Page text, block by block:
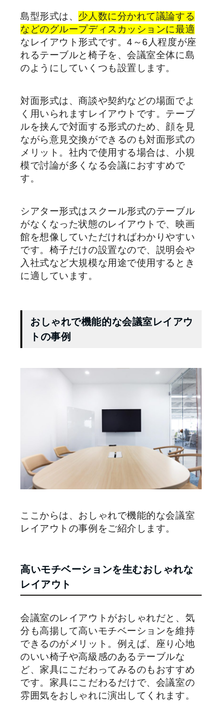
島型形式は、 少人数に分かれて議論する
などのグループディスカッションに最適
なレイアウト形式です。4～6人程度が座
れるテーブルと椅子を、会議室全体に島
のようにしていくつも設置します。
対面形式は、商談や契約などの場面でよ
く用いられますレイアウトです。テーブ
ルを挟んで対面する形式のため、顔を見
ながら意見交換ができるのも対面形式の
メリット。社内で使用する場合は、小規
模で討論が多くなる会議におすすめで
す。
シアター形式はスクール形式のテーブル
がなくなった状態のレイアウトで、映画
館を想像していただければわかりやすい
です。椅子だけの設置なので、説明会や
入社式など大規模な用途で使用するとき
に適しています。
おしゃれで機能的な会議室レイアウ
トの事例
ここからは、おしゃれで機能的な会議室
レイアウトの事例をご紹介します。
高いモチベーションを生むおしゃれな
レイアウト
会議室のレイアウトがおしゃれだと、気
分も高揚して高いモチベーションを維持
できるのがメリット。例えば、座り心地
のいい椅子や高級感のあるテーブルな
ど、家具にこだわってみるのもおすすめ
です。家具にこだわるだけで、会議室の
雰囲気をおしゃれに演出してくれます。